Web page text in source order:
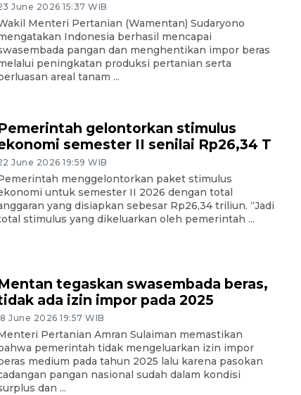
June 2026 15:37 WIB
Menteri Pertanian (Wamentan) Sudaryono
Indonesia berhasil mencapai
pangan dan menghentikan impor beras
peningkatan produksi pertanian serta
areal tanam ...
gelontorkan stimulus
semester II senilai Rp26,34 T
June 2026 19:59 WIB
menggelontorkan paket stimulus
untuk semester II 2026 dengan total
yang disiapkan sebesar Rp26,34 triliun. “Jadi
stimulus yang dikeluarkan oleh pemerintah ...
tegaskan swasembada beras,
ada izin impor pada 2025
June 2026 19:57 WIB
Pertanian Amran Sulaiman memastikan
pemerintah tidak mengeluarkan izin impor
medium pada tahun 2025 lalu karena pasokan
pangan nasional sudah dalam kondisi
dan ...